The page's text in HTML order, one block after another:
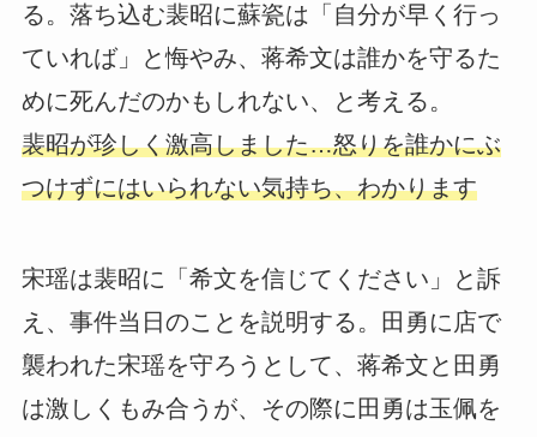
る。落ち込む裴昭に蘇瓷は「自分が早く行っ
ていれば」と悔やみ、蒋希文は誰かを守るた
めに死んだのかもしれない、と考える。
裴昭が珍しく激高しました…怒りを誰かにぶ
つけずにはいられない気持ち、わかります
宋瑶は裴昭に「希文を信じてください」と訴
え、事件当日のことを説明する。田勇に店で
襲われた宋瑶を守ろうとして、蒋希文と田勇
は激しくもみ合うが、その際に田勇は玉佩を